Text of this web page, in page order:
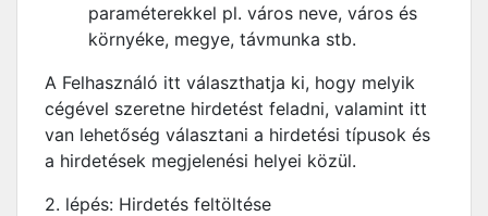
paraméterekkel pl. város neve, város és
környéke, megye, távmunka stb.
A Felhasználó itt választhatja ki, hogy melyik
cégével szeretne hirdetést feladni, valamint itt
van lehetőség választani a hirdetési típusok és
a hirdetések megjelenési helyei közül.
2. lépés: Hirdetés feltöltése